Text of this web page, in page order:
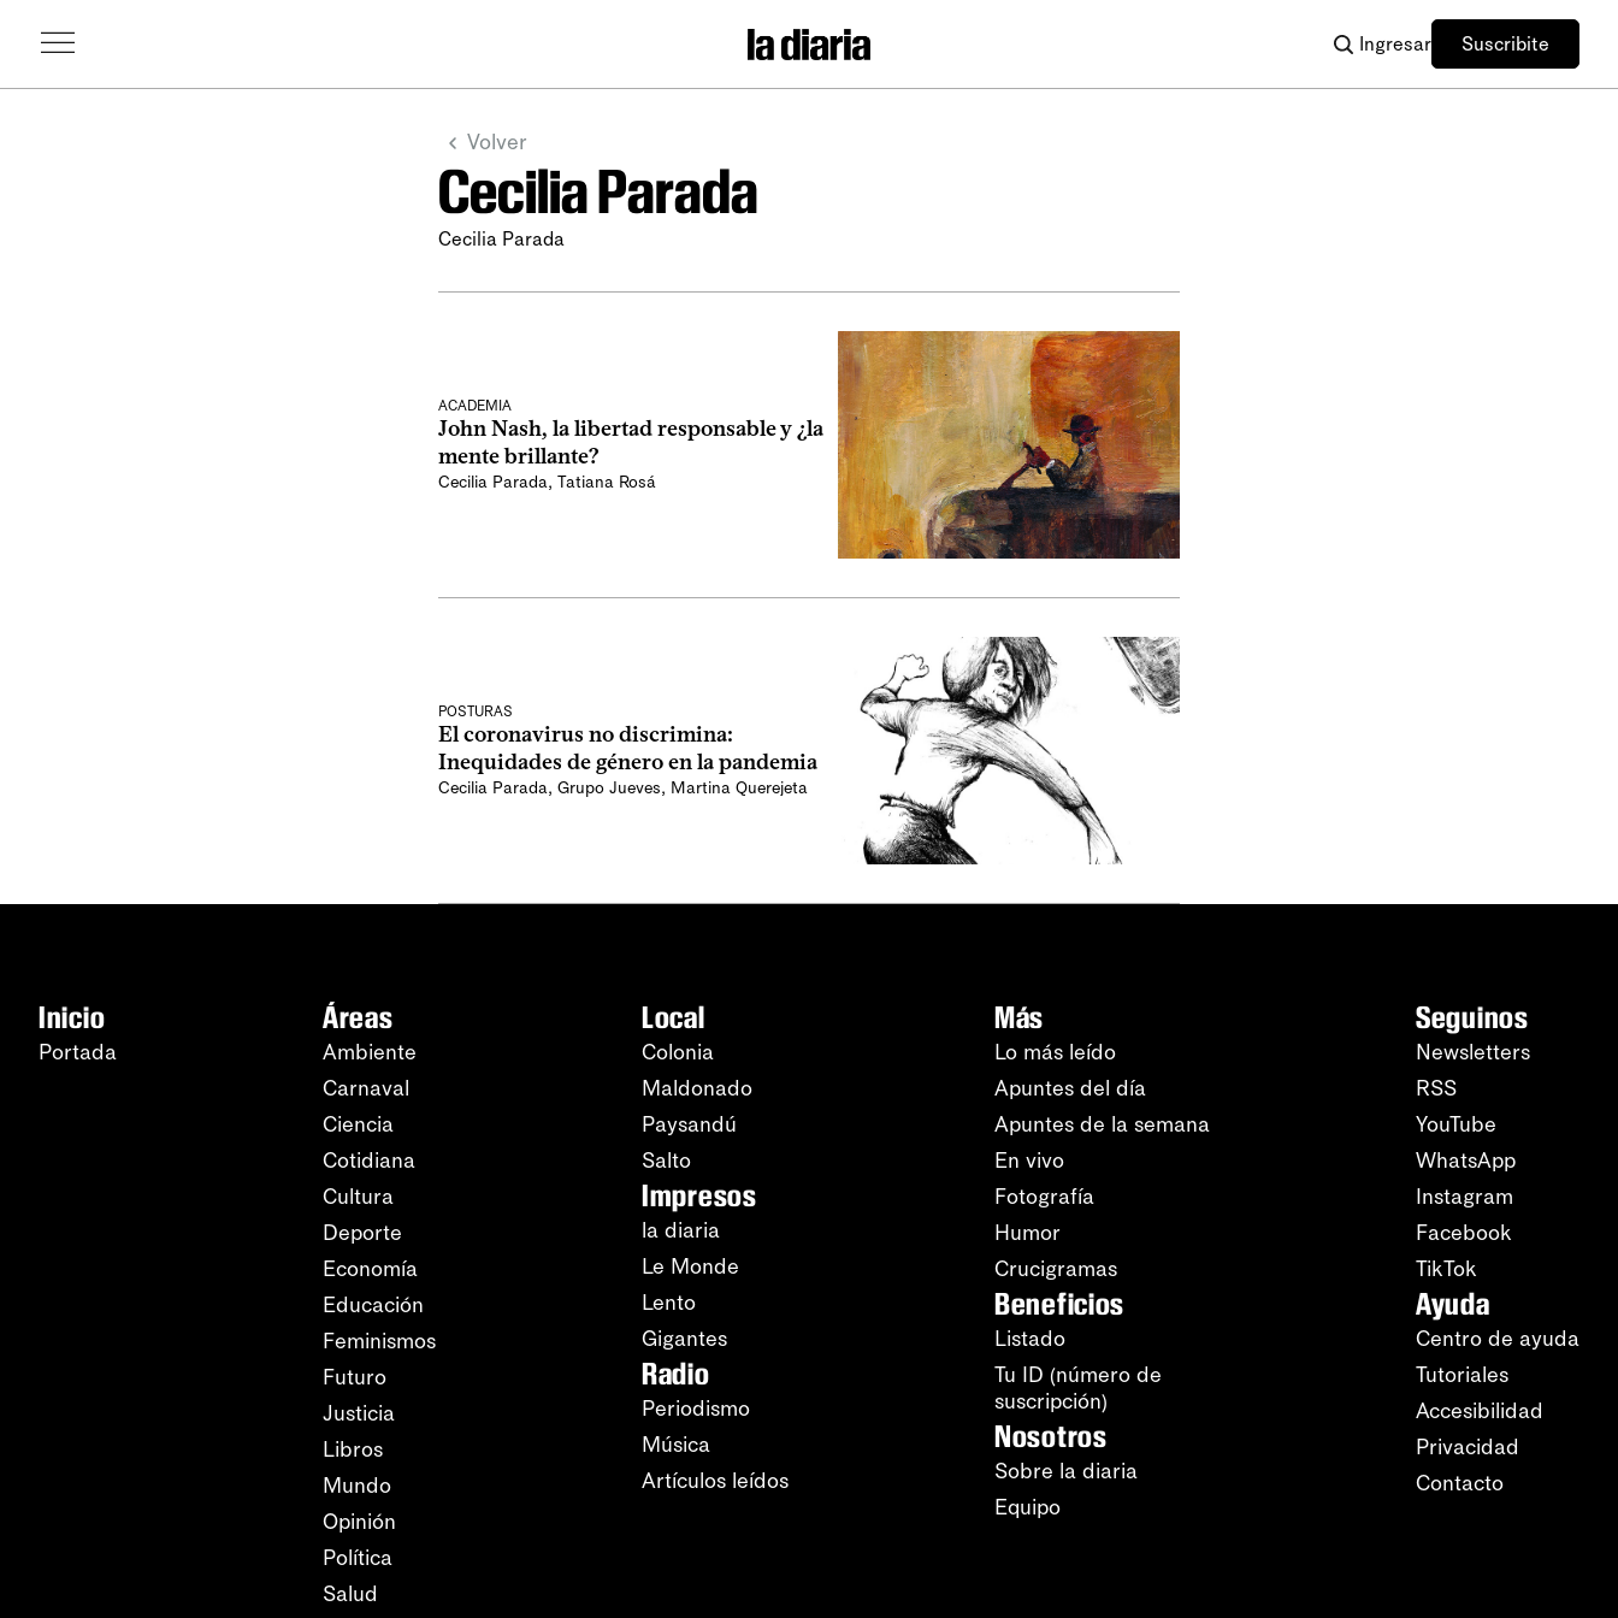
Ingresar Suscribite
Volver
Cecilia Parada
Cecilia Parada
ACADEMIA
John Nash, la libertad responsable y ¿la
mente brillante?
Cecilia Parada, Tatiana Rosá
POSTURAS
El coronavirus no discrimina:
Inequidades de género en la pandemia
Cecilia Parada, Grupo Jueves, Martina Querejeta
Inicio
Portada
Áreas
Ambiente
Carnaval
Ciencia
Cotidiana
Cultura
Deporte
Economía
Educación
Feminismos
Futuro
Justicia
Libros
Mundo
Opinión
Política
Salud
Local
Colonia
Maldonado
Paysandú
Salto
Impresos
la diaria
Le Monde
Lento
Gigantes
Radio
Periodismo
Música
Artículos leídos
Más
Lo más leído
Apuntes del día
Apuntes de la semana
En vivo
Fotografía
Humor
Crucigramas
Beneficios
Listado
Tu ID (número de
suscripción)
Nosotros
Sobre la diaria
Equipo
Seguinos
Newsletters
RSS
YouTube
WhatsApp
Instagram
Facebook
TikTok
Ayuda
Centro de ayuda
Tutoriales
Accesibilidad
Privacidad
Contacto